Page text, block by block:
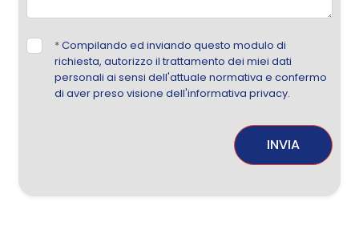
*Compilando ed inviando questo modulo di
richiesta, autorizzo il trattamento dei miei dati
personali ai sensi dell'attuale normativa e confermo
di aver preso visione dell'informativa privacy.
INVIA